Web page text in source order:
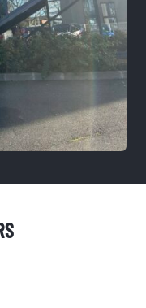
votre demande et, avec
savoir plus, consultez